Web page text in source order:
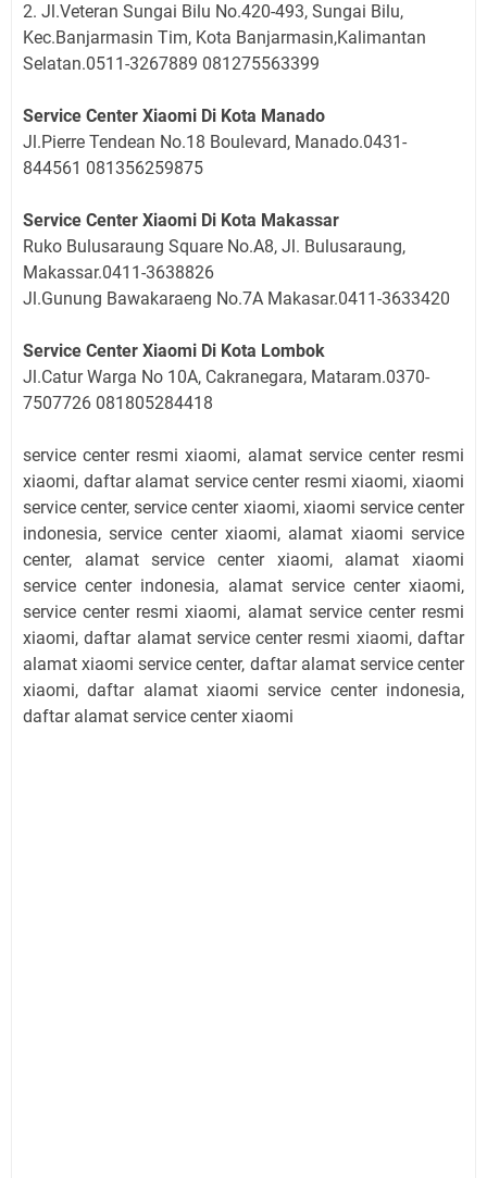
2. Jl.Veteran Sungai Bilu No.420-493, Sungai Bilu,
Kec.Banjarmasin Tim, Kota Banjarmasin,Kalimantan
Selatan.0511-3267889 081275563399
Service Center Xiaomi Di Kota Manado
Jl.Pierre Tendean No.18 Boulevard, Manado.0431-
844561 081356259875
Service Center Xiaomi Di Kota Makassar
Ruko Bulusaraung Square No.A8, Jl. Bulusaraung,
Makassar.0411-3638826
Jl.Gunung Bawakaraeng No.7A Makasar.0411-3633420
Service Center Xiaomi Di Kota Lombok
Jl.Catur Warga No 10A, Cakranegara, Mataram.0370-
7507726 081805284418
service center resmi xiaomi, alamat service center resmi
xiaomi, daftar alamat service center resmi xiaomi, xiaomi
service center, service center xiaomi, xiaomi service center
indonesia, service center xiaomi, alamat xiaomi service
center, alamat service center xiaomi, alamat xiaomi
service center indonesia, alamat service center xiaomi,
service center resmi xiaomi, alamat service center resmi
xiaomi, daftar alamat service center resmi xiaomi, daftar
alamat xiaomi service center, daftar alamat service center
xiaomi, daftar alamat xiaomi service center indonesia,
daftar alamat service center xiaomi